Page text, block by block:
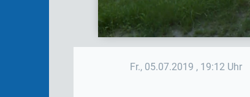
Fr., 05.07.2019 , 19:12 Uhr